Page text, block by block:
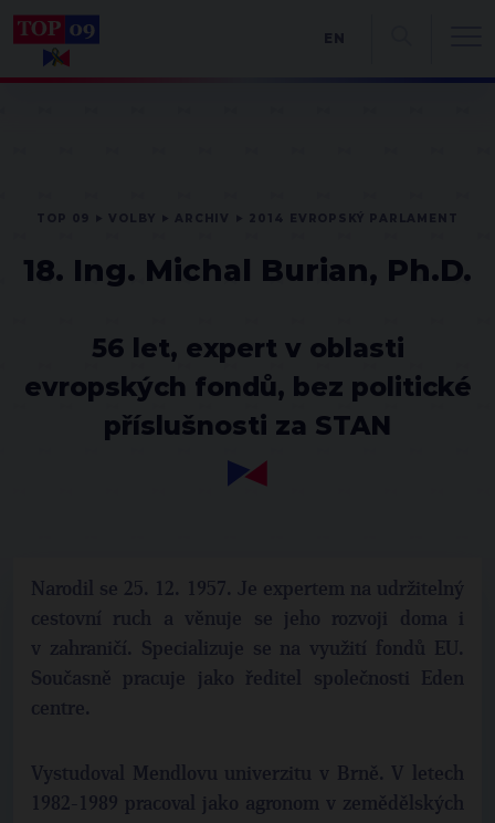
18. Ing. Michal Burian, Ph.D.
56 let, expert v oblasti
evropských fondů, bez politické
příslušnosti za STAN
Narodil se 25. 12. 1957. Je expertem na udržitelný
cestovní ruch a věnuje se jeho rozvoji doma i
v zahraničí. Specializuje se na využití fondů EU.
Současně pracuje jako ředitel společnosti Eden
centre.
Vystudoval Mendlovu univerzitu v Brně. V letech
1982-1989 pracoval jako agronom v zemědělských